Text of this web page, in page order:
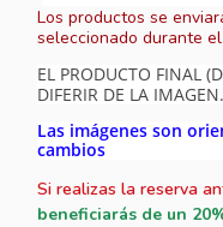
Los productos se
seleccionado durante
EL PRODUCTO FINAL
DIFERIR DE LA IMAGEN.
Las imágenes son
cambios
Si realizas la reserva
beneficiarás de un